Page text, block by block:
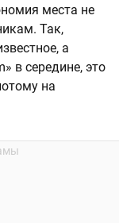
места не
Так,
а
в середине, это
на